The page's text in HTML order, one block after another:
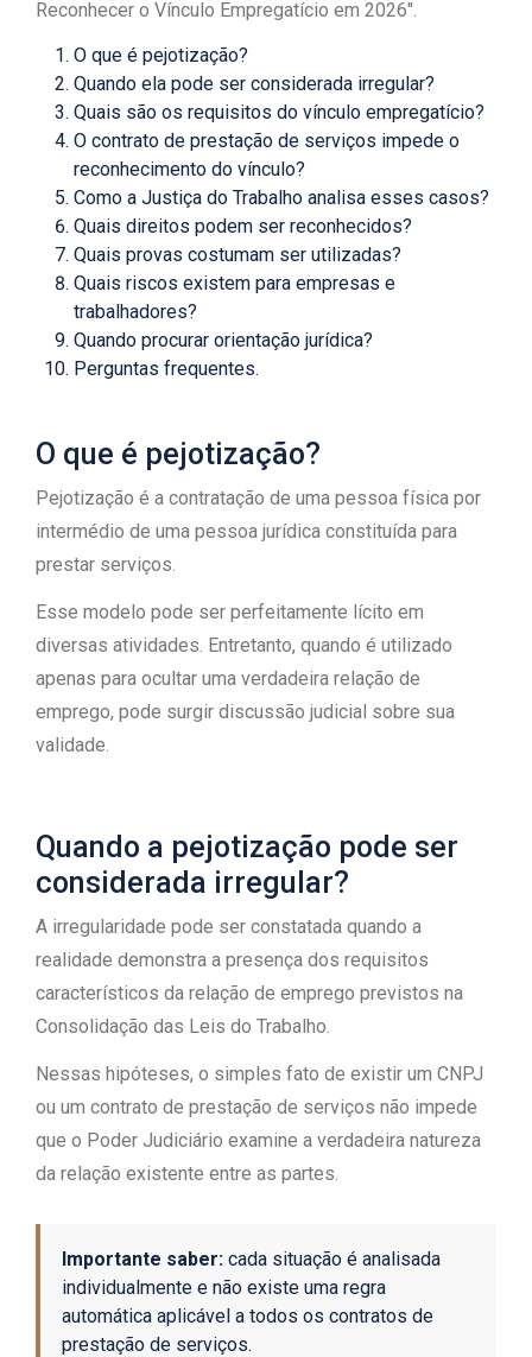
Reconhecer o Vínculo Empregatício em 2026".
O que é pejotização?
Quando ela pode ser considerada irregular?
Quais são os requisitos do vínculo empregatício?
O contrato de prestação de serviços impede o
reconhecimento do vínculo?
Como a Justiça do Trabalho analisa esses casos?
Quais direitos podem ser reconhecidos?
Quais provas costumam ser utilizadas?
Quais riscos existem para empresas e
trabalhadores?
Quando procurar orientação jurídica?
Perguntas frequentes.
O que é pejotização?
Pejotização é a contratação de uma pessoa física por
intermédio de uma pessoa jurídica constituída para
prestar serviços.
Esse modelo pode ser perfeitamente lícito em
diversas atividades. Entretanto, quando é utilizado
apenas para ocultar uma verdadeira relação de
emprego, pode surgir discussão judicial sobre sua
validade.
Quando a pejotização pode ser
considerada irregular?
A irregularidade pode ser constatada quando a
realidade demonstra a presença dos requisitos
característicos da relação de emprego previstos na
Consolidação das Leis do Trabalho.
Nessas hipóteses, o simples fato de existir um CNPJ
ou um contrato de prestação de serviços não impede
que o Poder Judiciário examine a verdadeira natureza
da relação existente entre as partes.
Importante saber: cada situação é analisada
individualmente e não existe uma regra
automática aplicável a todos os contratos de
prestação de serviços.